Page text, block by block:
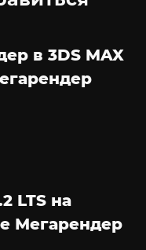
в 3DS MAX
LTS на
Мегарендер